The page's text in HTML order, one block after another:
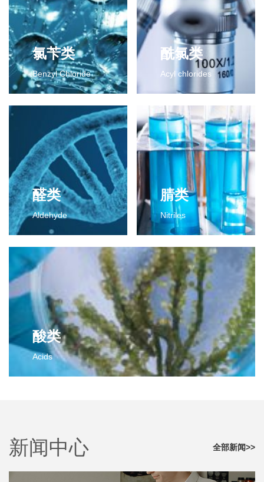
氯苄类
Benzyl Chloride
氯苄类
2-氯-4-氟二氯甲苯
2-氯-4-氟三氯甲苯
更多>>
酰氯类
Acyl chlorides
酰氯类
2-氯-4-氟苯甲酰氯
2,6-二氯苯甲酰氯
2,3-二氯苯甲酰氯
间氯苯甲酰氯
间氟苯甲酰氯
2-氯代异丁酰氯
对甲基苯甲酰氯
更多>>
醛类
Aldehyde
醛类
2,6-二氯苯甲醛
2,3-二氯苯甲醛
邻氟苯甲醛
间氟苯甲醛
间氯苯甲醛
更多>>
腈类
Nitriles
腈类
2,4-二氯苯腈
对氟苯甲腈
邻氟苯甲腈
间氟苯甲腈
间氯苯甲腈
对氯苯甲腈
对氟苯乙腈
邻氟苯乙腈
间氟苯乙腈
酸类
Acids
更多>>
新闻中心 全部新闻>>